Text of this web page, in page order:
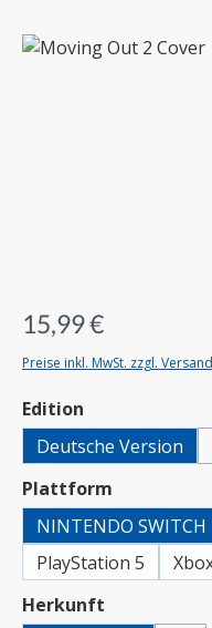
Bildergalerie
15,99 €
Preise inkl. MwSt. zzgl.
Edition
Deutsche Version
Plattform
NINTENDO SWITCH
PlayStation 5
Herkunft